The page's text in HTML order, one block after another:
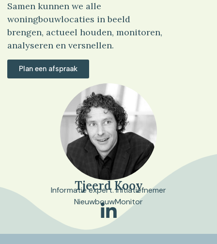
Samen kunnen we alle
woningbouwlocaties in beeld
brengen, actueel houden, monitoren,
analyseren en versnellen.
Plan een afspraak
Tjeerd Kooy
Informatie expert. Initiatiefnemer
NieuwbouwMonitor